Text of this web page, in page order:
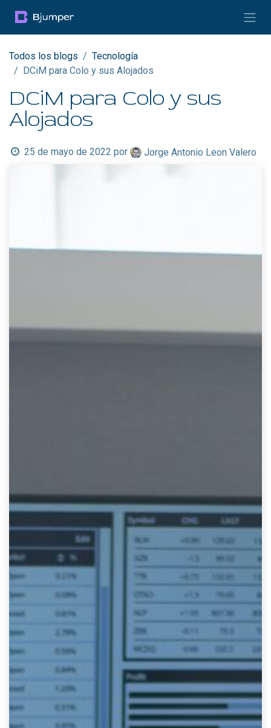
Todos los blogs
Tecnología
DCiM para Colo y sus Alojados
DCiM para Colo y sus
Alojados
25 de mayo de 2022 por Jorge Antonio Leon Valero